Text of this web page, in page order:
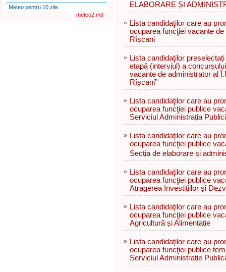
Meteo pentru 10 zile
meteo2.md
ELABORARE ȘI
» Lista candidaţilor care au
ocuparea funcţiei vacante
Rîșcani
» Lista candidaţilor
etapă (interviul) a
vacante de administrator al
Rîșcani”
» Lista candidaţilor care au
ocuparea funcţiei publice
Serviciul Administrația
» Lista candidaţilor care au
ocuparea funcţiei publice
Secția de elaborare și
» Lista candidaţilor care au
ocuparea funcţiei publice
Atragerea Investițiilor și
» Lista candidaţilor care au
ocuparea funcţiei publice
Agricultură și Alimentație
» Lista candidaţilor care au
ocuparea funcţiei publice
Serviciul Administrație